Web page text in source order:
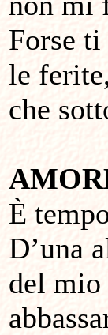
Forse
le
che
È
D’una
del